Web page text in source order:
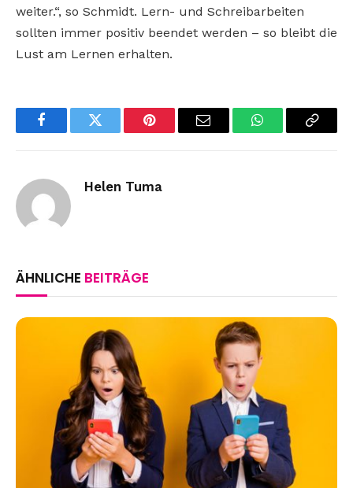
weiter.“, so Schmidt. Lern- und Schreibarbeiten
sollten immer positiv beendet werden – so bleibt die
Lust am Lernen erhalten.
FacebookTwitter Pinterest Email WhatsAppCopy
Helen Tuma
ÄHNLICHE BEITRÄGE